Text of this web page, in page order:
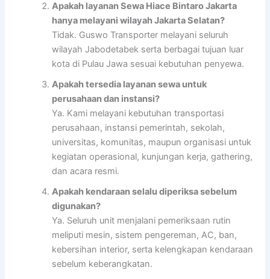
Apakah layanan Sewa Hiace Bintaro Jakarta
hanya melayani wilayah Jakarta Selatan?
Tidak. Guswo Transporter melayani seluruh
wilayah Jabodetabek serta berbagai tujuan luar
kota di Pulau Jawa sesuai kebutuhan penyewa.
Apakah tersedia layanan sewa untuk
perusahaan dan instansi?
Ya. Kami melayani kebutuhan transportasi
perusahaan, instansi pemerintah, sekolah,
universitas, komunitas, maupun organisasi untuk
kegiatan operasional, kunjungan kerja, gathering,
dan acara resmi.
Apakah kendaraan selalu diperiksa sebelum
digunakan?
Ya. Seluruh unit menjalani pemeriksaan rutin
meliputi mesin, sistem pengereman, AC, ban,
kebersihan interior, serta kelengkapan kendaraan
sebelum keberangkatan.